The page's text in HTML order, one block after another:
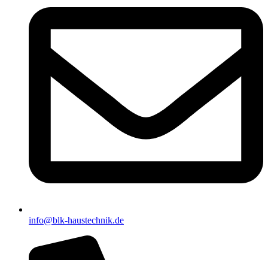
info@blk-haustechnik.de